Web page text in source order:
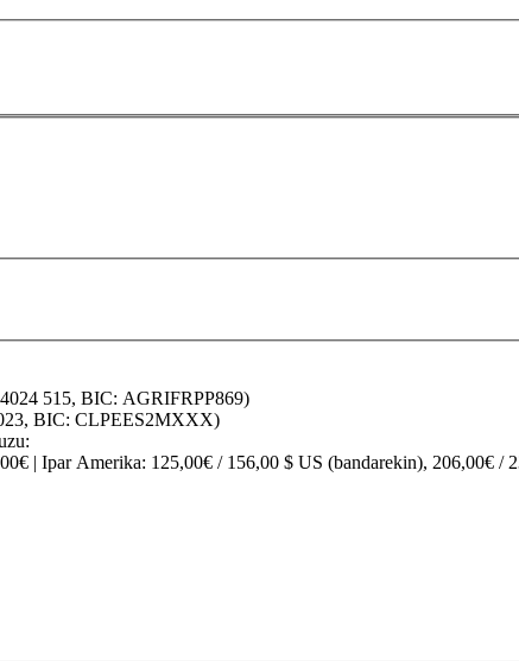
515, BIC: AGRIFRPP869)
BIC: CLPEES2MXXX)
| Ipar Amerika: 125,00€ / 156,00 $ US (bandarekin), 206,00€ /